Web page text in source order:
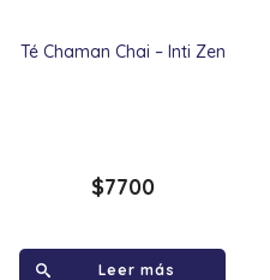
Té Chaman Chai – Inti Zen
$7700
Leer más